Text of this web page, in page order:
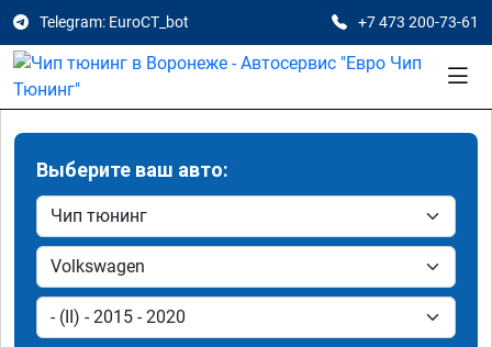
Telegram: EuroCT_bot +7 473 200-73-61
Выберите ваш авто: